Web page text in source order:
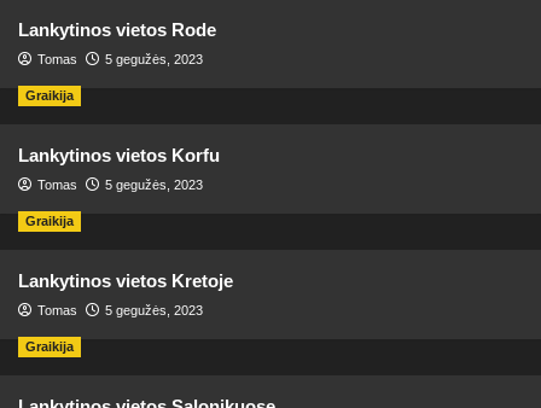
Lankytinos vietos Rode
Tomas 5 gegužės, 2023
Graikija
Lankytinos vietos Korfu
Tomas 5 gegužės, 2023
Graikija
Lankytinos vietos Kretoje
Tomas 5 gegužės, 2023
Graikija